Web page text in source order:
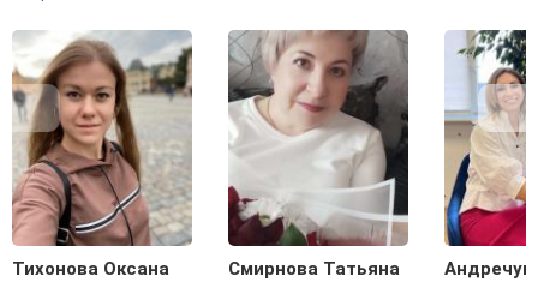
Тихонова Оксана Смирнова Татьяна Андречук